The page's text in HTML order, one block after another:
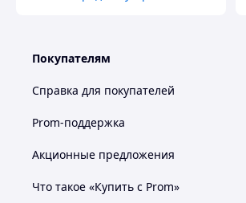
Покупателям
Справка для покупателей
Prom-поддержка
Акционные предложения
Что такое «Купить с Prom»